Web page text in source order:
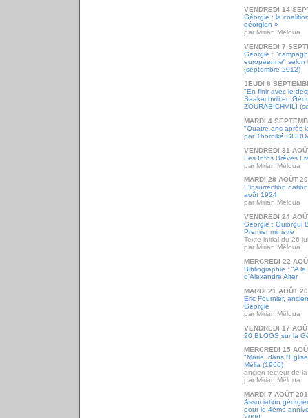
VENDREDI 14
Géorgie : la
géorgien »
par Mirian Méloua
VENDREDI 7
Géorgie :
européenne" selon
(septembre 2012)
JEUDI 6
"En finir avec le
Saakachvili en
ZOURABICHVILI
MARDI 4
"Quatre ans après
par Thorniké
VENDREDI 31
Les Infos Brèves
par Mirian Méloua
MARDI 28 AOÛT
L'insurrection
août 1924
par Mirian Méloua
VENDREDI 24
Géorgie : Guiorgui
Premier ministre
Texte initial du 26
par Mirian Méloua
MERCREDI 22
Bibliographie : "A
d'Alexandre Alter
MARDI 21 AOÛT
Eric Fournier,
Géorgie
par Mirian Méloua
VENDREDI 17
20 BLOGS sur la
MERCREDI 15
"Marie, dans
Mélia (1966)
ancien recteur de
par Mirian Méloua
MARDI 7 AOÛT
Association
pour le 4ème